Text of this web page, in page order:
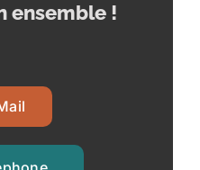
ensemble !